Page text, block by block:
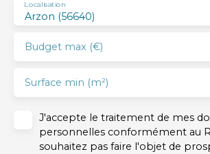
Arzon (56640)
Localisation
Budget max (€)
Surface min (m²)
J'accepte le traitement de mes
personnelles conformément au
souhaitez pas faire l'objet de